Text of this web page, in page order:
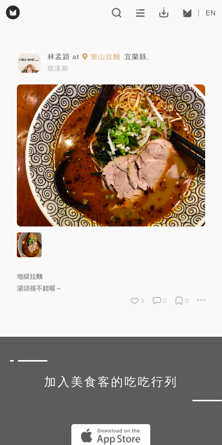
EN
林孟潁 at 樂山拉麵 宜蘭縣
礁溪鄉
地獄拉麵
湯頭很不錯喔～
3 0 0
加入美食客的吃吃行列